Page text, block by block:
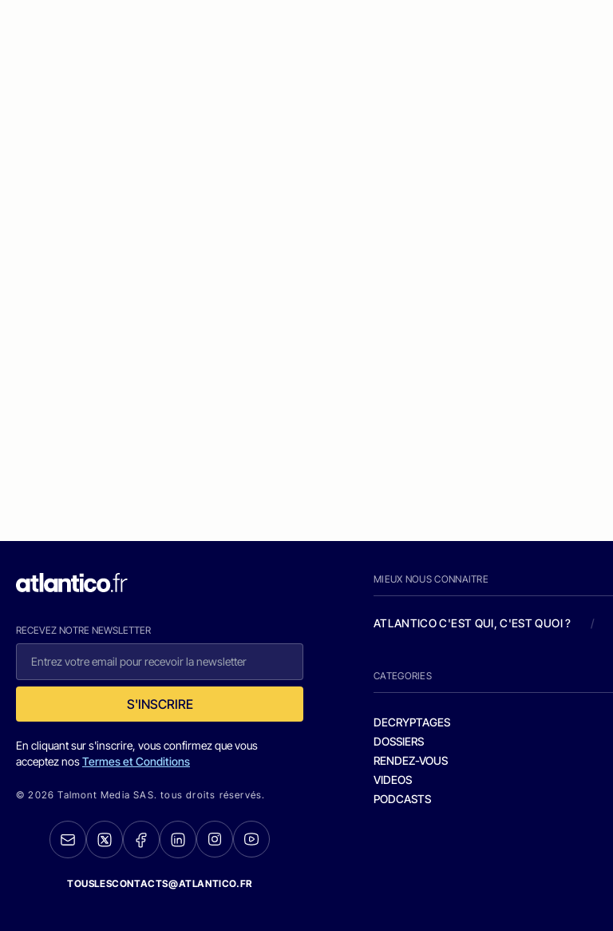
RECEVEZ NOTRE NEWSLETTER
S'INSCRIRE
En cliquant sur s'inscrire, vous confirmez que vous
acceptez nosTermes et Conditions
© 2026 Talmont Media SAS. tous droits réservés.
TOUSLESCONTACTS@ATLANTICO.FR
MIEUX NOUS CONNAITRE
ATLANTICO C'EST QUI, C'EST QUOI ? /
CATEGORIES
DECRYPTAGES
DOSSIERS
RENDEZ-VOUS
VIDEOS
PODCASTS